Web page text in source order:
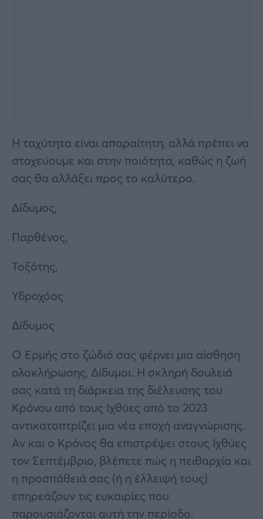
Η ταχύτητα είναι απαραίτητη, αλλά πρέπει να
στοχεύουμε και στην ποιότητα, καθώς η ζωή
σας θα αλλάξει προς το καλύτερο.
Δίδυμος,
Παρθένος,
Τοξότης,
Υδροχόος
Δίδυμος
Ο Ερμής στο ζώδιό σας φέρνει μια αίσθηση
ολοκλήρωσης, Δίδυμοι. Η σκληρή δουλειά
σας κατά τη διάρκεια της διέλευσης του
Κρόνου από τους Ιχθύες από το 2023
αντικατοπτρίζει μια νέα εποχή αναγνώρισης.
Αν και ο Κρόνος θα επιστρέψει στους Ιχθύες
τον Σεπτέμβριο, βλέπετε πώς η πειθαρχία και
η προσπάθειά σας (ή η έλλειψή τους)
επηρεάζουν τις ευκαιρίες που
παρουσιάζονται αυτή την περίοδο.